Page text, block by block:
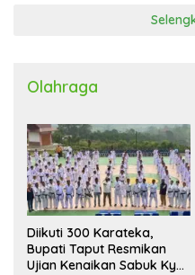
Olahraga
Diikuti 300 Karateka,
Bupati Taput Resmikan
Ujian Kenaikan Sabuk Kyu